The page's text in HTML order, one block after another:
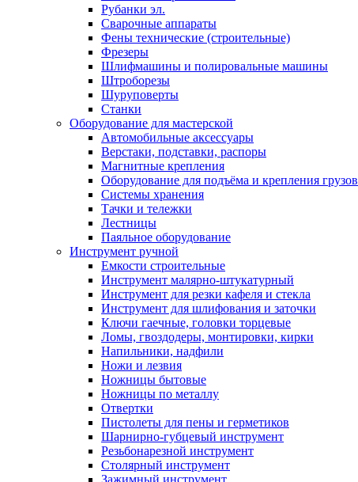
Рубанки эл.
Сварочные аппараты
Фены технические (строительные)
Фрезеры
Шлифмашины и полировальные машины
Штроборезы
Шуруповерты
Станки
Оборудование для мастерской
Автомобильные аксессуары
Верстаки, подставки, распоры
Магнитные крепления
Оборудование для подъёма и крепления грузов
Системы хранения
Тачки и тележки
Лестницы
Паяльное оборудование
Инструмент ручной
Емкости строительные
Инструмент малярно-штукатурный
Инструмент для резки кафеля и стекла
Инструмент для шлифования и заточки
Ключи гаечные, головки торцевые
Ломы, гвоздодеры, монтировки, кирки
Напильники, надфили
Ножи и лезвия
Ножницы бытовые
Ножницы по металлу
Отвертки
Пистолеты для пены и герметиков
Шарнирно-губцевый инструмент
Резьбонарезной инструмент
Столярный инструмент
Зажимный инструмент